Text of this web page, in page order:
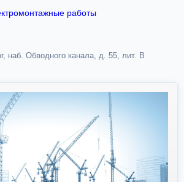
работы
наб. Обводного канала, д. 55, лит. В